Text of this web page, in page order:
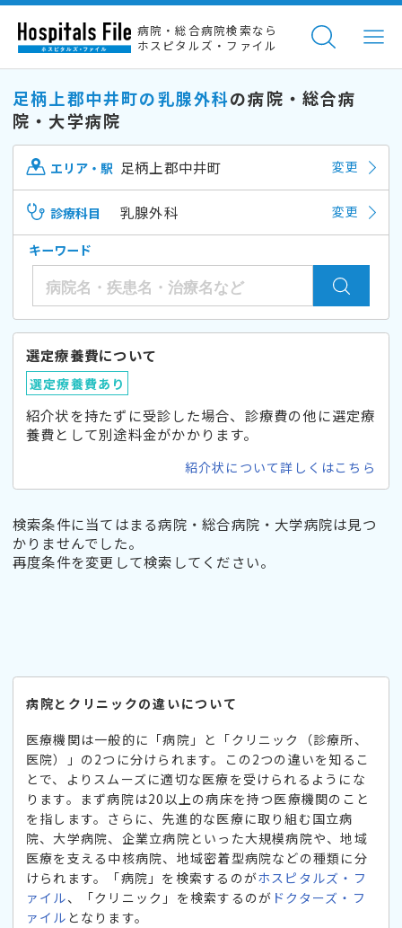
病院・総合病院検索なら
ホスピタルズ・ファイル
足柄上郡中井町の乳腺外科の病院・総合病
院・大学病院
エリア・駅 足柄上郡中井町 変更
診療科目 乳腺外科 変更
キーワード
選定療養費について
選定療養費あり
紹介状を持たずに受診した場合、診療費の他に選定療
養費として別途料金がかかります。
紹介状について詳しくはこちら
検索条件に当てはまる病院・総合病院・大学病院は見つ
かりませんでした。
再度条件を変更して検索してください。
病院とクリニックの違いについて
医療機関は一般的に「病院」と「クリニック（診療所、
医院）」の2つに分けられます。この2つの違いを知るこ
とで、よりスムーズに適切な医療を受けられるようにな
ります。まず病院は20以上の病床を持つ医療機関のこと
を指します。さらに、先進的な医療に取り組む国立病
院、大学病院、企業立病院といった大規模病院や、地域
医療を支える中核病院、地域密着型病院などの種類に分
けられます。「病院」を検索するのがホスピタルズ・フ
ァイル、「クリニック」を検索するのが ドクターズ・フ
ァイル となります。